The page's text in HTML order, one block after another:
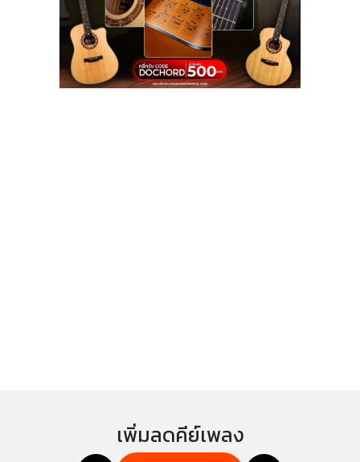
เพิ่มลดคีย์เพลง